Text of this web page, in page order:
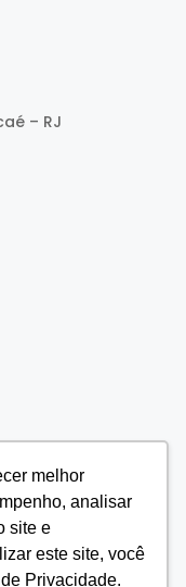
melhor
analisar
site e
este site, você
Privacidade.
– RJ